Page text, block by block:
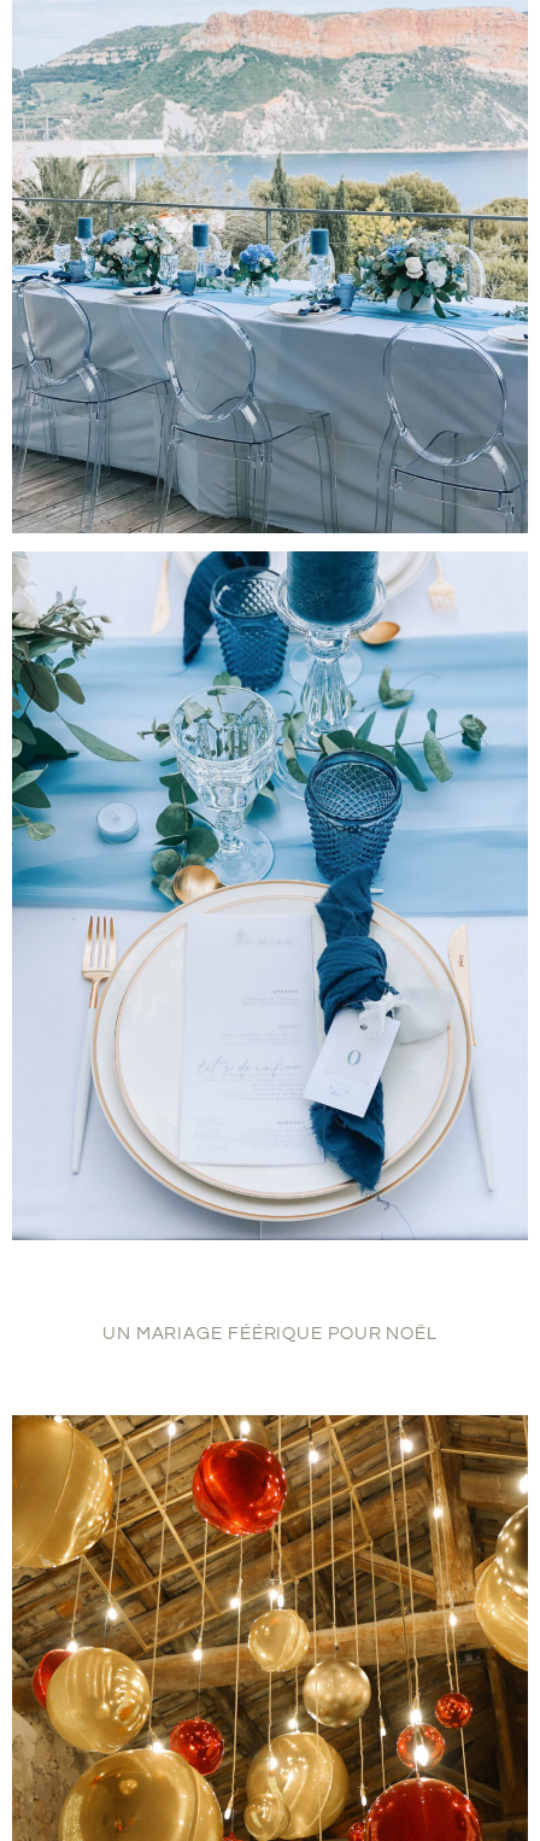
UN MARIAGE FÉÉRIQUE POUR NOËL